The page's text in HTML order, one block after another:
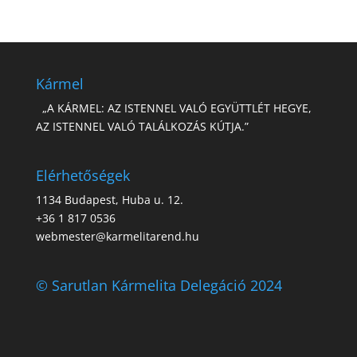
Kármel
„A KÁRMEL: AZ ISTENNEL VALÓ EGYÜTTLÉT HEGYE,
AZ ISTENNEL VALÓ TALÁLKOZÁS KÚTJA.”
Elérhetőségek
1134 Budapest, Huba u. 12.
+36 1 817 0536
webmester@karmelitarend.hu
© Sarutlan Kármelita Delegáció 2024